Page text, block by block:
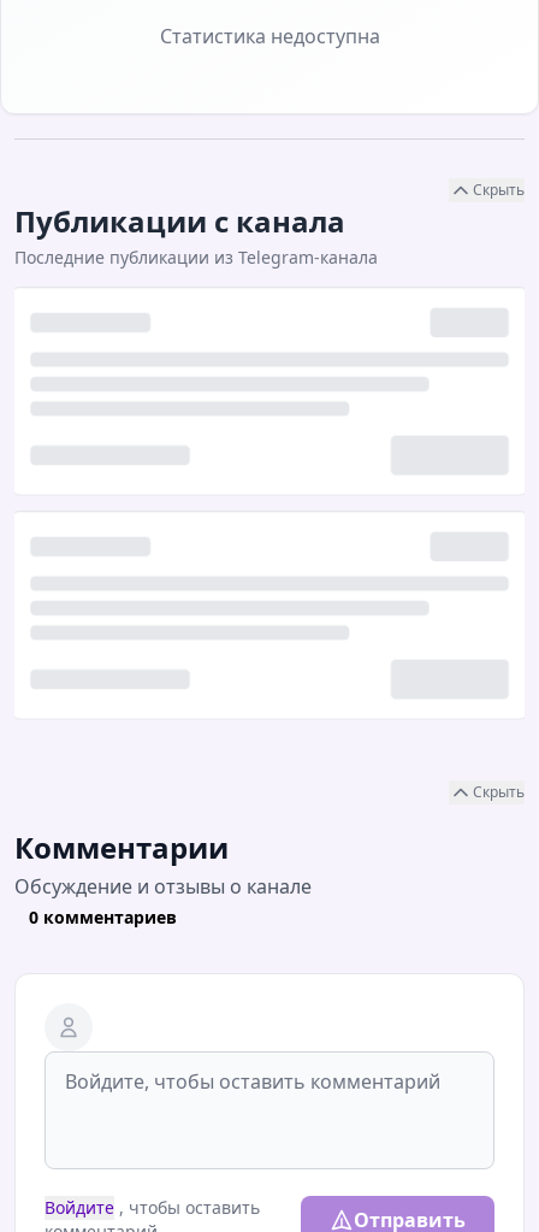
Статистика недоступна
Скрыть
Комментарии
Обсуждение и отзывы о канале
0 комментариев
Войдите , чтобы оставить
Отправить
Скрыть
Публикации с канала
Последние публикации из Telegram-канала